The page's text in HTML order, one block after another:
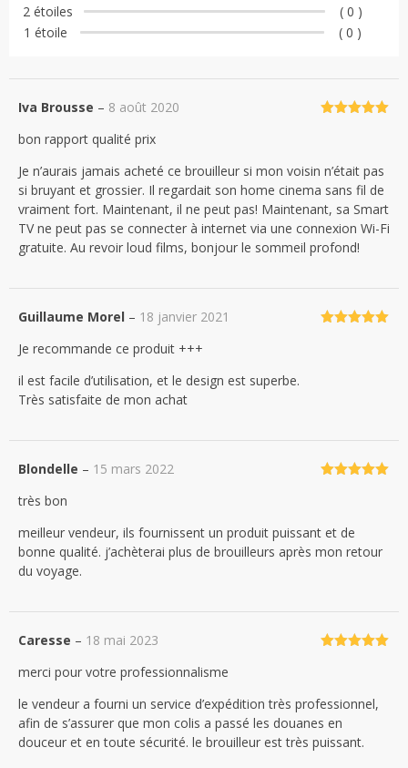
2 étoiles
( 0 )
1 étoile
( 0 )
Iva Brousse – 8 août 2020
bon rapport qualité prix
Je n’aurais jamais acheté ce brouilleur si mon voisin n’était pas
si bruyant et grossier. Il regardait son home cinema sans fil de
vraiment fort. Maintenant, il ne peut pas! Maintenant, sa Smart
TV ne peut pas se connecter à internet via une connexion Wi-Fi
gratuite. Au revoir loud films, bonjour le sommeil profond!
Guillaume Morel – 18 janvier 2021
Je recommande ce produit +++
il est facile d’utilisation, et le design est superbe.
Très satisfaite de mon achat
Blondelle – 15 mars 2022
très bon
meilleur vendeur, ils fournissent un produit puissant et de
bonne qualité. j’achèterai plus de brouilleurs après mon retour
du voyage.
Caresse – 18 mai 2023
merci pour votre professionnalisme
le vendeur a fourni un service d’expédition très professionnel,
afin de s’assurer que mon colis a passé les douanes en
douceur et en toute sécurité. le brouilleur est très puissant.